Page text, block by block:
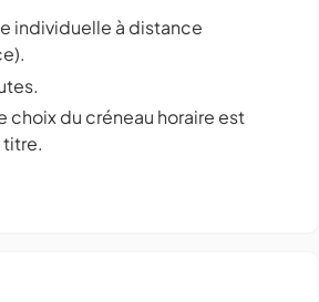
individuelle à distance
choix du créneau horaire est
titre.